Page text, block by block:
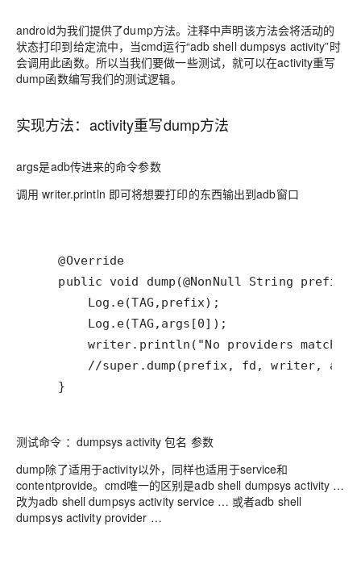
android为我们提供了dump方法。注释中声明该方法会将活动的
状态打印到给定流中，当cmd运行“adb shell dumpsys activity”时
会调用此函数。所以当我们要做一些测试，就可以在activity重写
dump函数编写我们的测试逻辑。
实现方法：activity重写dump方法
args是adb传进来的命令参数
调用 writer.println 即可将想要打印的东西输出到adb窗口
    }
测试命令 ：dumpsys activity 包名 参数
dump除了适用于activity以外，同样也适用于service和
contentprovide。cmd唯一的区别是adb shell dumpsys activity …
改为adb shell dumpsys activity service … 或者adb shell
dumpsys activity provider …